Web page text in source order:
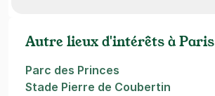
Autre lieux d'intérêts à Paris
Parc des Princes
Stade Pierre de Coubertin